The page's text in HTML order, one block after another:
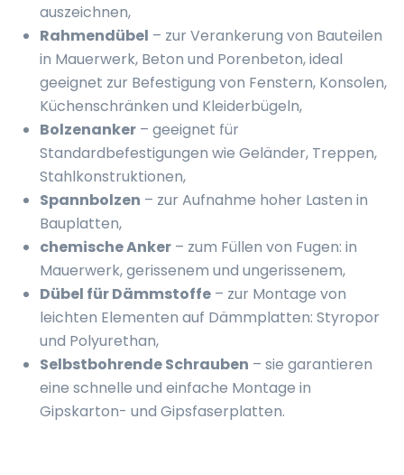
auszeichnen,
Rahmendübel – zur Verankerung von Bauteilen
in Mauerwerk, Beton und Porenbeton, ideal
geeignet zur Befestigung von Fenstern, Konsolen,
Küchenschränken und Kleiderbügeln,
Bolzenanker – geeignet für
Standardbefestigungen wie Geländer, Treppen,
Stahlkonstruktionen,
Spannbolzen – zur Aufnahme hoher Lasten in
Bauplatten,
chemische Anker – zum Füllen von Fugen: in
Mauerwerk, gerissenem und ungerissenem,
Dübel für Dämmstoffe – zur Montage von
leichten Elementen auf Dämmplatten: Styropor
und Polyurethan,
Selbstbohrende Schrauben – sie garantieren
eine schnelle und einfache Montage in
Gipskarton- und Gipsfaserplatten.